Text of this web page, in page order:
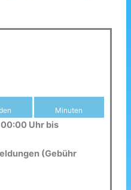
Minuten
Uhr bis
(Gebühr